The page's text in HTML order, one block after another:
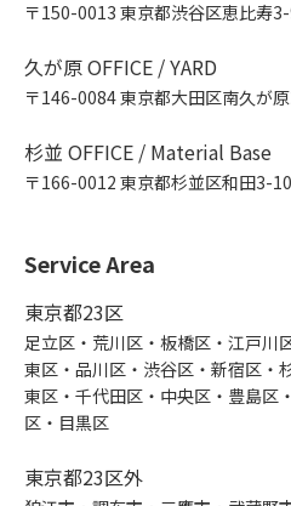
〒150-0013 東京都渋谷区恵比寿
久が原 OFFICE / YARD
〒146-0084 東京都大田区南久が
杉並 OFFICE / Material Base
〒166-0012 東京都杉並区和田3-
Service Area
東京都23区
足立区・荒川区・板橋区・江戸川
東区・品川区・渋谷区・新宿区・
東区・千代田区・中央区・豊島区
区・目黒区
東京都23区外